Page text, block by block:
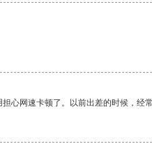
网速卡顿了。以前出差的时候，经